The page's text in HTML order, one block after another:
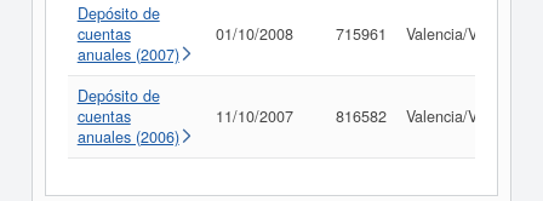
Depósito de
cuentas
anuales (2007)
01/10/2008 715961 Valencia/València
Depósito de
cuentas
anuales (2006)
11/10/2007 816582 Valencia/València